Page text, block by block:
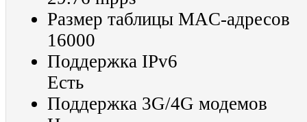
Размер таблицы MAC-адресов
16000
Поддержка IPv6
Есть
Поддержка 3G/4G модемов